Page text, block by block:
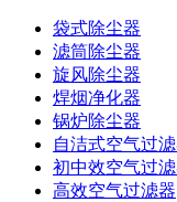
袋式除尘器
滤筒除尘器
旋风除尘器
焊烟净化器
锅炉除尘器
自洁式空气过
初中效空气过
高效空气过滤器